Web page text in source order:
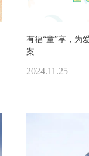
有福“童”享，为
案
2024.11.25